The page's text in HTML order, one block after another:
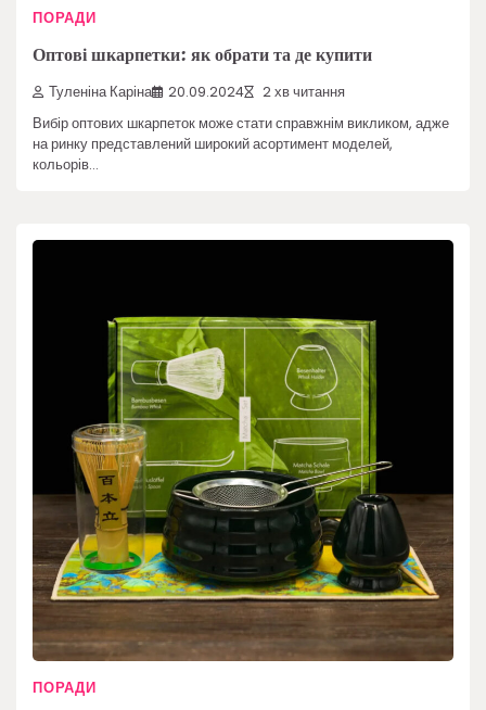
ПОРАДИ
Оптові шкарпетки: як обрати та де купити
Туленіна Каріна 20.09.2024 2 хв читання
Вибір оптових шкарпеток може стати справжнім викликом, адже
на ринку представлений широкий асортимент моделей,
кольорів…
ПОРАДИ